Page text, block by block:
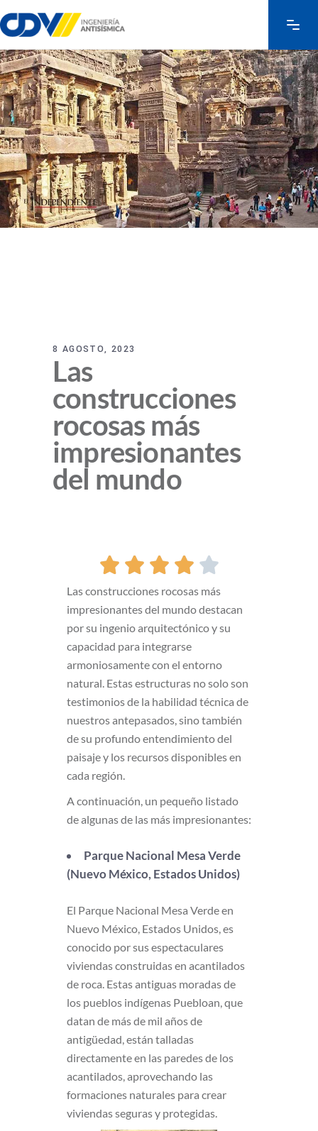
8 AGOSTO, 2023
Las
construcciones
rocosas más
impresionantes
del mundo
    
Las construcciones rocosas más
impresionantes del mundo destacan
por su ingenio arquitectónico y su
capacidad para integrarse
armoniosamente con el entorno
natural. Estas estructuras no solo son
testimonios de la habilidad técnica de
nuestros antepasados, sino también
de su profundo entendimiento del
paisaje y los recursos disponibles en
cada región.
A continuación, un pequeño listado
de algunas de las más impresionantes:
Parque Nacional Mesa Verde
(Nuevo México, Estados Unidos)
El Parque Nacional Mesa Verde en
Nuevo México, Estados Unidos, es
conocido por sus espectaculares
viviendas construidas en acantilados
de roca. Estas antiguas moradas de
los pueblos indígenas Puebloan, que
datan de más de mil años de
antigüedad, están talladas
directamente en las paredes de los
acantilados, aprovechando las
formaciones naturales para crear
viviendas seguras y protegidas.